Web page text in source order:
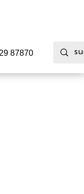
87870